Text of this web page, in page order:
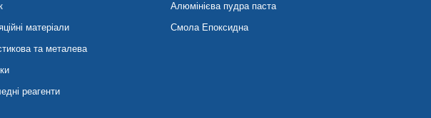
матеріали
та металева
реагенти
Алюмінієва пудра паста
Смола Епоксидна